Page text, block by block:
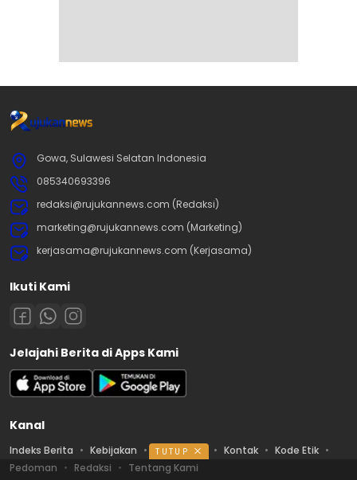
Gowa, Sulawesi Selatan Indonesia
085340693396
redaksi@rujukannews.com (Redaksi)
marketing@rujukannews.com (Marketing)
kerjasama@rujukannews.com (Kerjasama)
Ikuti Kami
Jelajahi Berita di Apps Kami
Kanal
Indeks Berita Kebijakan Ketentuan Kontak
Kode Etik
Pedoman
Redaksi Tentang Kami
TUTUP